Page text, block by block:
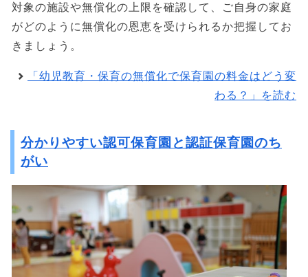
対象の施設や無償化の上限を確認して、ご自身の家庭
がどのように無償化の恩恵を受けられるか把握してお
きましょう。
「幼児教育・保育の無償化で保育園の料金はどう変
わる？」を読む
分かりやすい認可保育園と認証保育園のち
がい